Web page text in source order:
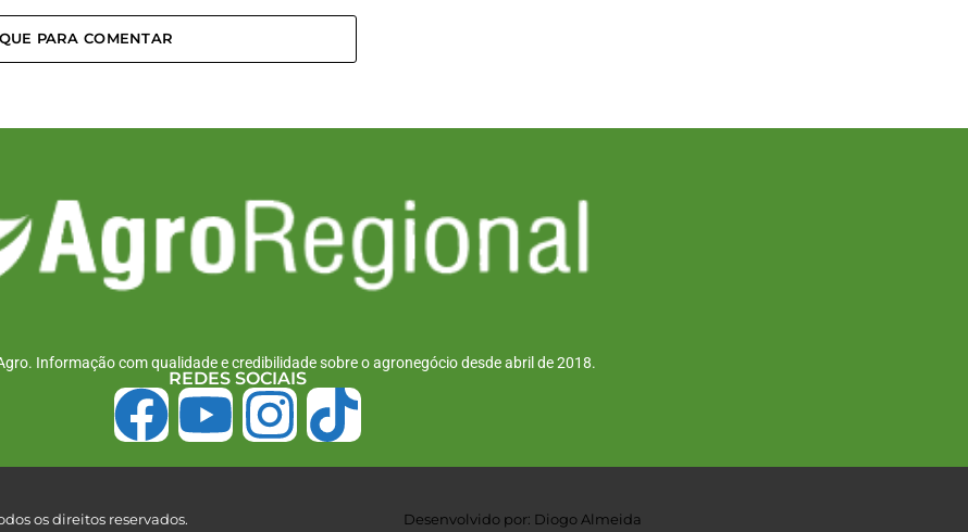
PARA COMENTAR
Informação com qualidade e credibilidade sobre o agronegócio desde abril de 2018.
REDES SOCIAIS
os direitos reservados. Desenvolvido por: Diogo Almeida